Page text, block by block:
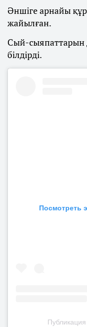
Әншіге арнайы
жайылған.
Сый-сыяпаттарын
білдірді.
Посмотреть